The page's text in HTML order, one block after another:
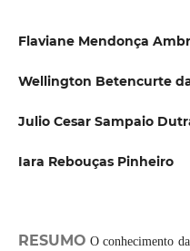
Flaviane Mendonça
Wellington Betencurte
Julio Cesar Sampaio
Iara Rebouças Pinheiro
RESUMO O conhecimento